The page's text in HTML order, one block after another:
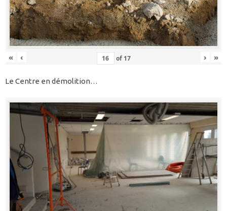
« ‹ of 17 › »
Le Centre en démolition…